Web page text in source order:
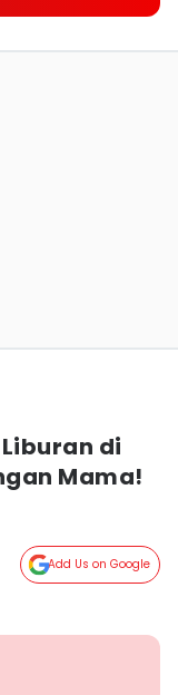
di
Mama!
Add Us on Google